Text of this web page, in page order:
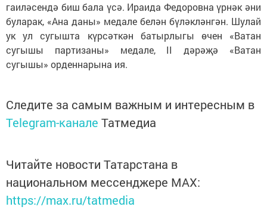
гаиләсендә биш бала үсә. Ираида Федоровна үрнәк әни
буларак, «Ана даны» медале белән бүләкләнгән. Шулай
ук ул сугышта күрсәткән батырлыгы өчен «Ватан
сугышы партизаны» медале, II дәрәҗә «Ватан
сугышы» орденнарына ия.
Следите за самым важным и интересным в
Telegram-канале Татмедиа
Читайте новости Татарстана в
национальном мессенджере MАХ:
https://max.ru/tatmedia